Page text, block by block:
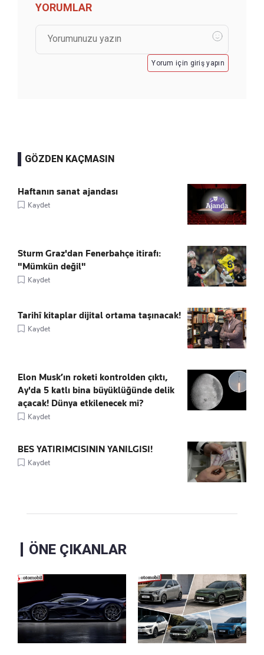
YORUMLAR
Yorum için giriş yapın
GÖZDEN KAÇMASIN
Haftanın sanat ajandası
Kaydet
Sturm Graz'dan Fenerbahçe itirafı:
"Mümkün değil"
Kaydet
Tarihî kitaplar dijital ortama taşınacak!
Kaydet
Elon Musk’ın roketi kontrolden çıktı,
Ay'da 5 katlı bina büyüklüğünde delik
açacak! Dünya etkilenecek mi?
Kaydet
BES YATIRIMCISININ YANILGISI!
Kaydet
ÖNE ÇIKANLAR